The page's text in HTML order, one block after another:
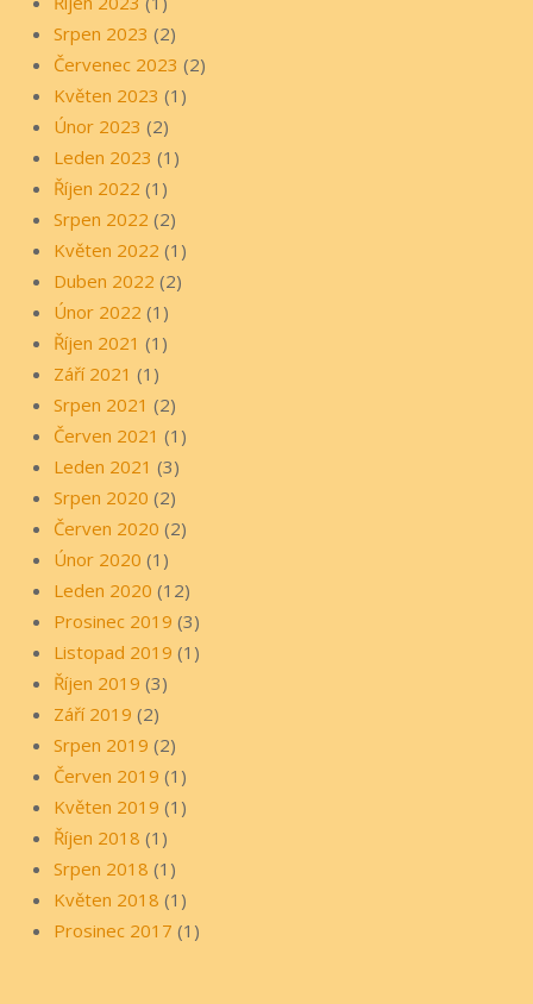
Srpen 2023 (2)
Červenec 2023 (2)
Květen 2023 (1)
Únor 2023 (2)
Leden 2023 (1)
Říjen 2022 (1)
Srpen 2022 (2)
Květen 2022 (1)
Duben 2022 (2)
Únor 2022 (1)
Říjen 2021 (1)
Září 2021 (1)
Srpen 2021 (2)
Červen 2021 (1)
Leden 2021 (3)
Srpen 2020 (2)
Červen 2020 (2)
Únor 2020 (1)
Leden 2020 (12)
Prosinec 2019 (3)
Listopad 2019 (1)
Říjen 2019 (3)
Září 2019 (2)
Srpen 2019 (2)
Červen 2019 (1)
Květen 2019 (1)
Říjen 2018 (1)
Srpen 2018 (1)
Květen 2018 (1)
Prosinec 2017 (1)